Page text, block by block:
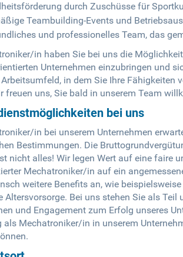
durch Zuschüsse für
Teambuilding-Events und
und professionelles Team, das
in haben Sie bei uns die
Unternehmen einzubringen und
in dem Sie Ihre
freuen uns, Sie bald in unserem Team
bei uns
in bei unserem Unternehmen
Bestimmungen. Die
nicht alles! Wir legen Wert auf eine faire
Mechatroniker/in auf ein
weitere Benefits an, wie
Altersvorsorge. Bei uns stehen Sie als
und Engagement zum Erfolg unseres
als Mechatroniker/in in unserem